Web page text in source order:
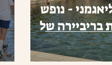
- נופש
בריביירה של